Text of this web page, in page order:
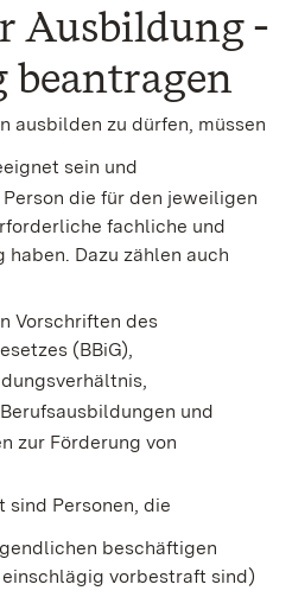
Ausbildung -
beantragen
ausbilden zu dürfen, müssen
sein und
die für den jeweiligen
fachliche und
haben. Dazu zählen auch
Vorschriften des
(BBiG),
und
zur Förderung von
Personen, die
beschäftigen
vorbestraft sind)